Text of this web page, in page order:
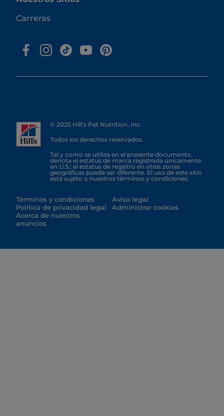
Carreras
© 2025 Hill's Pet Nutrition, Inc.
Todos los derechos reservados.
Tal y como se utiliza en el presente documento,
denota el estatus de marca registrada únicamente
en U.S.; el estatus de registro en otras zonas
geográficas puede ser diferente. El uso de este sitio
está sujeto a nuestros términos y condiciones.
Términos y condiciones
Política de privacidad legal
Acerca de nuestros
anuncios
Aviso legal
Administrar cookies